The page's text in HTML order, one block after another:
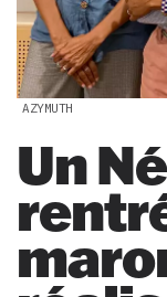
AZYMUTH
Un